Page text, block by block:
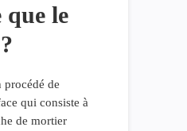
que le
procédé de
qui consiste à
de mortier